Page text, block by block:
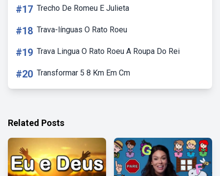
#17 Trecho De Romeu E Julieta
#18 Trava-línguas O Rato Roeu
#19 Trava Lingua O Rato Roeu A Roupa Do Rei
#20 Transformar 5 8 Km Em Cm
Related Posts